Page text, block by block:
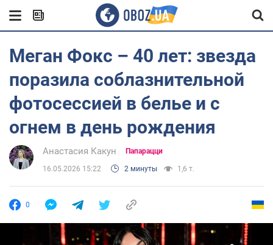
Меган Фокс – 40 лет: звезда
поразила соблазнительной
фотосессией в белье и с
огнем в день рождения
Анастасия Какун Папарацци
16.05.2026 15:22 2 минуты 1,6 т.
0